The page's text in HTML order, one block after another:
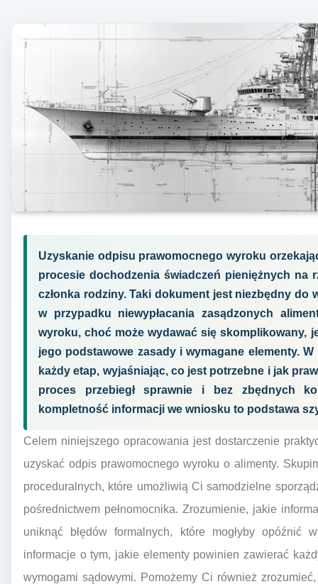
Uzyskanie odpisu prawomocnego wyroku
procesie dochodzenia świadczeń pieniężnych na
członka rodziny. Taki dokument jest niezbędny do
w przypadku niewypłacania zasądzonych
wyroku, choć może wydawać się skomplikowany,
jego podstawowe zasady i wymagane elementy.
każdy etap, wyjaśniając, co jest potrzebne i jak
proces przebiegł sprawnie i bez zbędnych
kompletność informacji we wniosku to podstawa
Celem niniejszego opracowania jest dostarczenie
uzyskać odpis prawomocnego wyroku o alimenty.
proceduralnych, które umożliwią Ci samodzielne
pośrednictwem pełnomocnika. Zrozumienie, jakie
uniknąć błędów formalnych, które mogłyby opóźnić
informacje o tym, jakie elementy powinien zawierać
wymogami sądowymi. Pomożemy Ci również